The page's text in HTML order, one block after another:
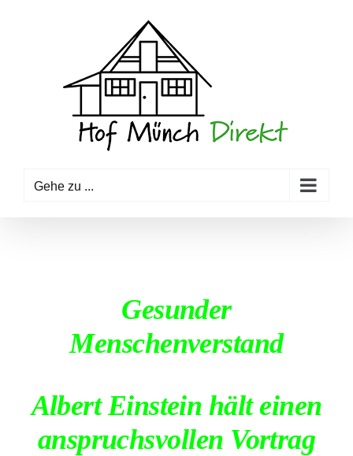
Gehe zu ...
Gesunder
Menschenverstand
Albert Einstein hält einen
anspruchsvollen Vortrag